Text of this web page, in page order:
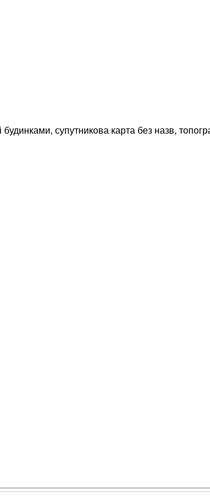
супутникова карта без назв,